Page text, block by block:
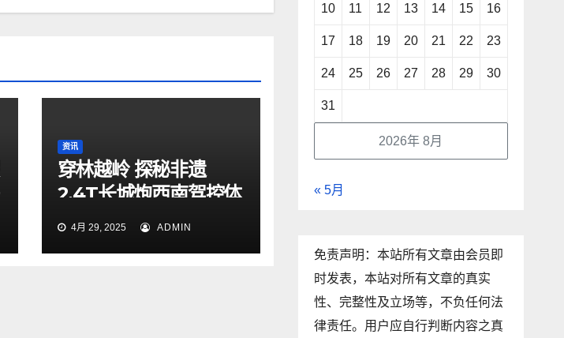
资讯
穿林越岭 探秘非遗
2.4T长城炮西南驾控体
验营贵阳站燃擎启动
4月 29, 2025 ADMIN
2026年 8月
10 11 12 13 14 15 16
17 18 19 20 21 22 23
24 25 26 27 28 29 30
31
« 5月
免责声明：本站所有文章由会员即
时发表，本站对所有文章的真实
性、完整性及立场等，不负任何法
律责任。用户应自行判断内容之真